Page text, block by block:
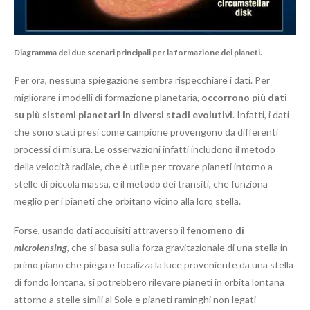
Diagramma dei due scenari principali per la formazione dei pianeti.
Per ora, nessuna spiegazione sembra rispecchiare i dati. Per
migliorare i modelli di formazione planetaria, occorrono più dati
su più sistemi planetari in diversi stadi evolutivi. Infatti, i dati
che sono stati presi come campione provengono da differenti
processi di misura. Le osservazioni infatti includono il metodo
della velocità radiale, che è utile per trovare pianeti intorno a
stelle di piccola massa, e il metodo dei transiti, che funziona
meglio per i pianeti che orbitano vicino alla loro stella.
Forse, usando dati acquisiti attraverso il fenomeno di
microlensing, che si basa sulla forza gravitazionale di una stella in
primo piano che piega e focalizza la luce proveniente da una stella
di fondo lontana, si potrebbero rilevare pianeti in orbita lontana
attorno a stelle simili al Sole e pianeti raminghi non legati